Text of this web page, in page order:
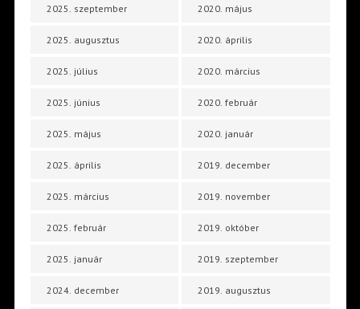
2025. szeptember
2025. augusztus
2025. július
2025. június
2025. május
2025. április
2025. március
2025. február
2025. január
2024. december
2020. május
2020. április
2020. március
2020. február
2020. január
2019. december
2019. november
2019. október
2019. szeptember
2019. augusztus